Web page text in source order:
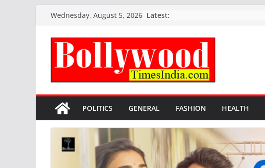
content
Wednesday, August 5, 2026 Latest:
POLITICS GENERAL FASHION HEALTH